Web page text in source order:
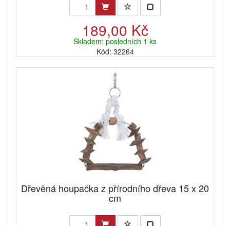
189,00 Kč
Skladem: posledních 1 ks
Kód: 32264
Dřevěná houpačka z přírodního dřeva 15 x 20
cm